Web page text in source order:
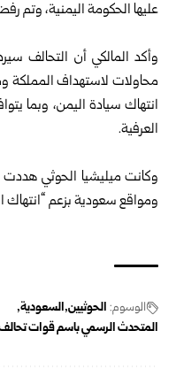
عليها الحكومة اليمنية، وتم
وأكد المالكي أن التحالف
محاولات لاستهداف المملكة
انتهاك سيادة اليمن، وبما
العرفية.
وكانت ميليشيا الحوثي
ومواقع سعودية بزعم “انتهاك
الوسوم: الحوثيين السعودية
المتحدث الرسمي باسم قوات